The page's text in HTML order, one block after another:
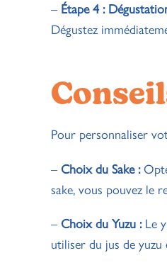
– Étape 4 :
Dégustez
Pour personnaliser
– Choix du Sake :
sake, vous pouvez le
– Choix du Yuzu :Le
utiliser du jus de